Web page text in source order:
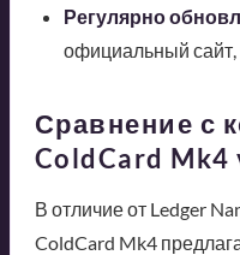
Регулярно
официальный сайт,
Сравнение с
ColdCard Mk4
В отличие от Ledger
ColdCard Mk4